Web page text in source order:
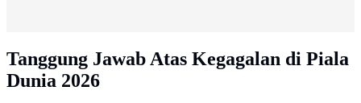
Tanggung Jawab Atas Kegagalan di Piala
Dunia 2026